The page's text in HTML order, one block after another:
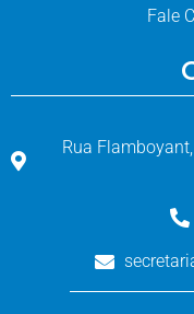
Fale
Rua